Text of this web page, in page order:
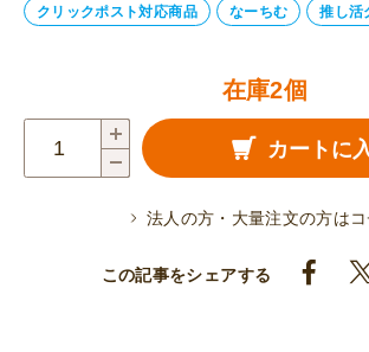
クリックポスト対応商品 なーちむ 推し活
在庫2個
カートに
法人の方・大量注文の方はコ
この記事をシェアする